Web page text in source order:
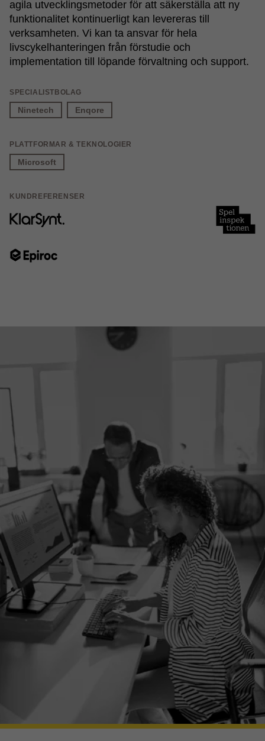
agila utvecklingsmetoder för att säkerställa att ny
funktionalitet kontinuerligt kan levereras till
verksamheten. Vi kan ta ansvar för hela
livscykelhanteringen från förstudie och
implementation till löpande förvaltning och support.
SPECIALISTBOLAG
Ninetech Enqore
PLATTFORMAR & TEKNOLOGIER
Microsoft
KUNDREFERENSER